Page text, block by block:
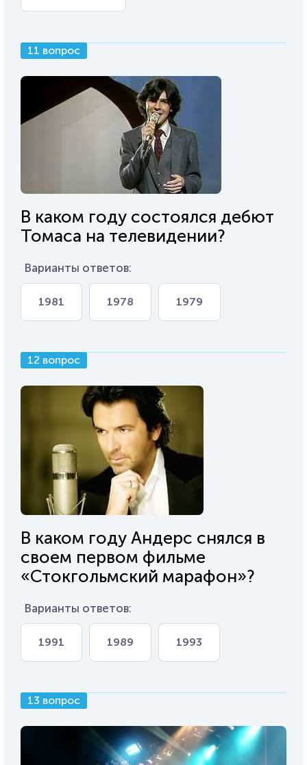
11 вопрос
В каком году состоялся дебют
Томаса на телевидении?
Варианты ответов:
1981 1978 1979
12 вопрос
В каком году Андерс снялся в
своем первом фильме
«Стокгольмский марафон»?
Варианты ответов:
1991 1989 1993
13 вопрос